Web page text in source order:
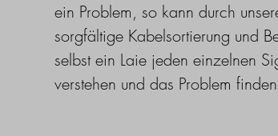
ein Problem, so kann durch
sorgfältige Kabelsortierung und
selbst ein Laie jeden einzelnen
verstehen und das Problem